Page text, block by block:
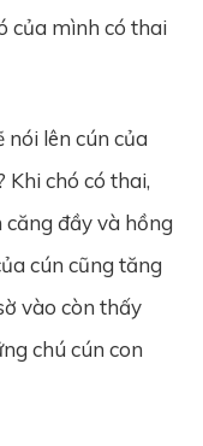
của mình có thai
nói lên cún của
chó có thai,
đầy và hồng
cún cũng tăng
vào còn thấy
chú cún con